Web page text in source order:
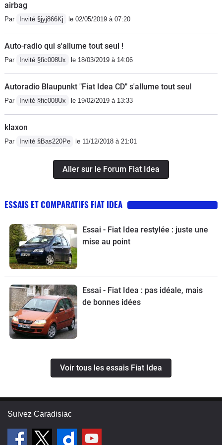
on resitue l'époque de sa sortie)
comme chez Ford et son maudit Cmax
par exemple... Bon, vous m'avez
compris, je l'aime cette Idea !
airbag
Par Invité §jyj866Kj le 02/05/2019 à 07:20
Auto-radio qui s'allume tout seul !
Par Invité §fic008Ux le 18/03/2019 à 14:06
Autoradio Blaupunkt "Fiat Idea CD" s'allume tout seul
Par Invité §fic008Ux le 19/02/2019 à 13:33
klaxon
Par Invité §Bas220Pe le 11/12/2018 à 21:01
Aller sur le Forum Fiat Idea
ESSAIS ET COMPARATIFS FIAT IDEA
Essai - Fiat Idea restylée : juste une
mise au point
Essai - Fiat Idea : pas idéale, mais
de bonnes idées
Voir tous les essais Fiat Idea
Suivez Caradisiac